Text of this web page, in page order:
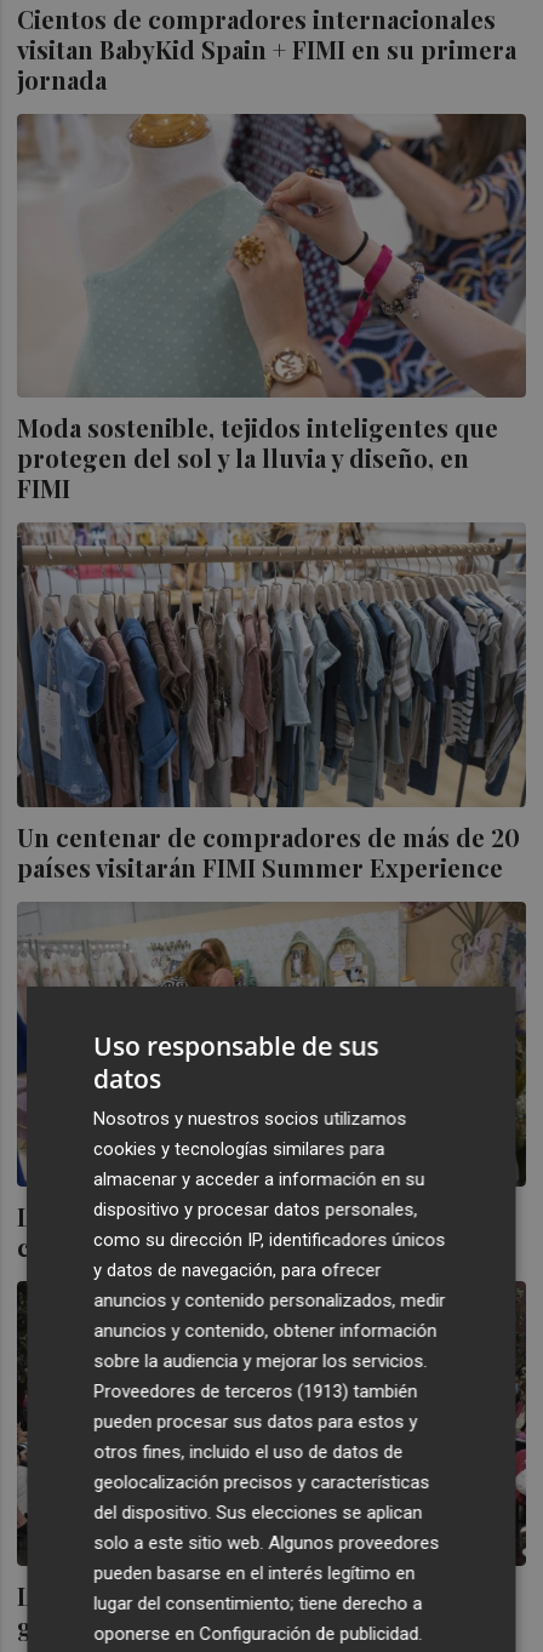
Cientos de compradores internacionales
visitan BabyKid Spain + FIMI en su primera
jornada
Moda sostenible, tejidos inteligentes que
protegen del sol y la lluvia y diseño, en
FIMI
Un centenar de compradores de más de 20
países visitarán FIMI Summer Experience
La novena edición de Día Mágico by FIMI
cierra con un balance "muy positivo
La moda de los 'Bridgerton' y el 'no' a la
guerra se cuelan en Día Mágico by FIMI
Uso responsable de sus
datos
Nosotros y nuestros socios utilizamos
cookies y tecnologías similares para
almacenar y acceder a información en su
dispositivo y procesar datos personales,
como su dirección IP, identificadores únicos
y datos de navegación, para ofrecer
anuncios y contenido personalizados, medir
anuncios y contenido, obtener información
sobre la audiencia y mejorar los servicios.
Proveedores de terceros (1913) también
pueden procesar sus datos para estos y
otros fines, incluido el uso de datos de
geolocalización precisos y características
del dispositivo. Sus elecciones se aplican
solo a este sitio web. Algunos proveedores
pueden basarse en el interés legítimo en
lugar del consentimiento; tiene derecho a
oponerse enConfiguración de publicidad.